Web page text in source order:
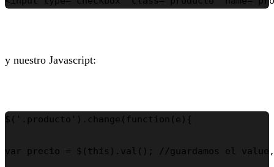
y nuestro Javascript:
$('.producto').change(function(e){
var precio = $(this).val(); //guardamos el value,